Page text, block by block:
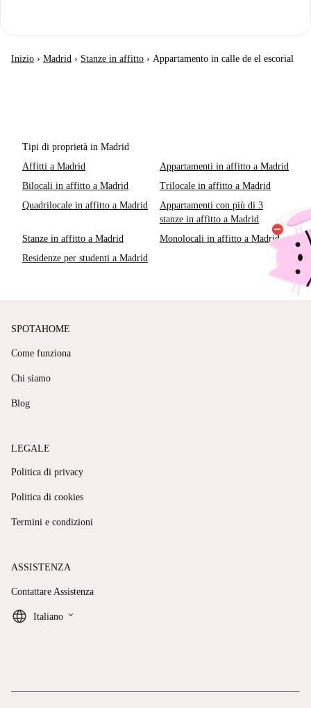
Inizio › Madrid › Stanze in affitto › Appartamento in calle de el escorial
Tipi di proprietà in Madrid
Affitti a Madrid
Appartamenti in affitto a Madrid
Bilocali in affitto a Madrid
Trilocale in affitto a Madrid
Quadrilocale in affitto a Madrid
Appartamenti con più di 3
stanze in affitto a Madrid
Stanze in affitto a Madrid
Monolocali in affitto a Madrid
Residenze per studenti a Madrid
SPOTAHOME
Come funziona
Chi siamo
Blog
LEGALE
Politica di privacy
Politica di cookies
Termini e condizioni
ASSISTENZA
Contattare Assistenza
Italiano keyboard_arrow_down